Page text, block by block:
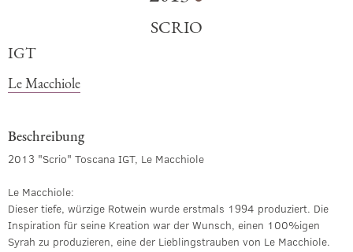
SCRIO
IGT
Le Macchiole
Beschreibung
2013 "Scrio" Toscana IGT, Le Macchiole
Le Macchiole:
Dieser tiefe, würzige Rotwein wurde erstmals 1994 produziert. Die
Inspiration für seine Kreation war der Wunsch, einen 100%igen
Syrah zu produzieren, eine der Lieblingstrauben von Le Macchiole.